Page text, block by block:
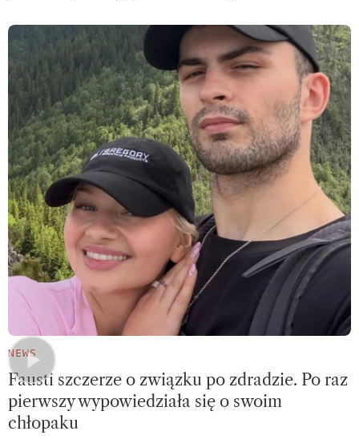
NEWS
Fausti szczerze o związku po zdradzie. Po raz
pierwszy wypowiedziała się o swoim
chłopaku